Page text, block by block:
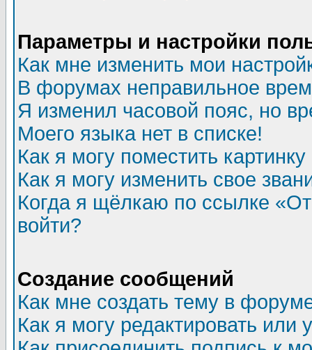
Параметры и настройки
Как мне изменить мои
В форумах неправильное
Я изменил часовой пояс, но
Моего языка нет в списке!
Как я могу поместить
Как я могу изменить свое
Когда я щёлкаю по ссылке
войти?
Создание сообщений
Как мне создать тему в
Как я могу редактировать или